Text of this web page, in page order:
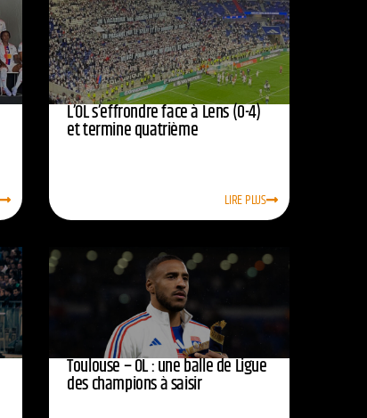
L’OL s’effrondre face à Lens (0-4)
et termine quatrième
LIRE PLUS
Toulouse – OL : une balle de Ligue
des champions à saisir